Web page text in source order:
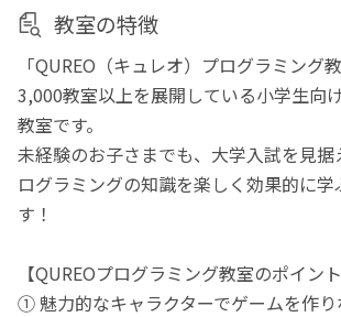
教室の特徴
「QUREO（キュレオ）プログラミング
3,000教室以上を展開している小学生向
教室です。
未経験のお子さまでも、大学入試を見
ログラミングの知識を楽しく効果的に学
す！
【QUREOプログラミング教室のポイント
① 魅力的なキャラクターでゲームを作